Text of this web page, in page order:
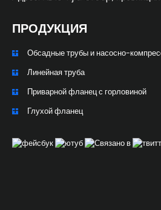
ПРОДУКЦИЯ
Обсадные трубы и насосно-
Линейная труба
Приварной фланец с горловиной
Глухой фланец